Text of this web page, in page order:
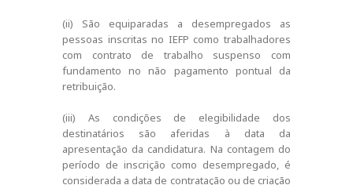
(ii) São equiparadas a desempregados as
pessoas inscritas no IEFP como trabalhadores
com contrato de trabalho suspenso com
fundamento no não pagamento pontual da
retribuição.
(iii) As condições de elegibilidade dos
destinatários são aferidas à data da
apresentação da candidatura. Na contagem do
período de inscrição como desempregado, é
considerada a data de contratação ou de criação